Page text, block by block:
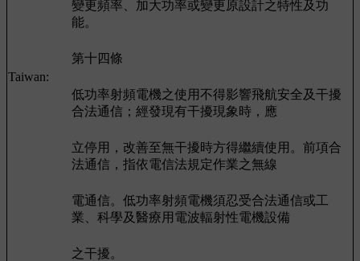
Taiwan:
變更頻率、加大功率或變更原設計之特性及功
能。
第十四條
低功率射頻電機之使用不得影響飛航安全及干擾
合法通信；經發現有干擾現象時，應
立停用，改善至無干擾時方得繼續使用。前項合
法通信，指依電信法規定作業之無線
電通信。低功率射頻電機須忍受合法通信或工
業、科學及醫療用電波輻射性電機設備
之干擾。